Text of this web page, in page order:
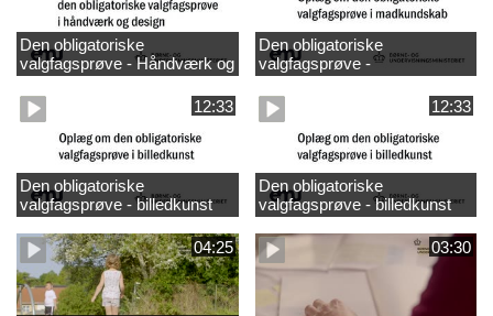
Den obligatoriske
valgfagsprøve - Håndværk og
design
Den obligatoriske
valgfagsprøve -
madkundskab
12:33
Den obligatoriske
valgfagsprøve - billedkunst
større LK
12:33
Den obligatoriske
valgfagsprøve - billedkunst
04:25 03:30